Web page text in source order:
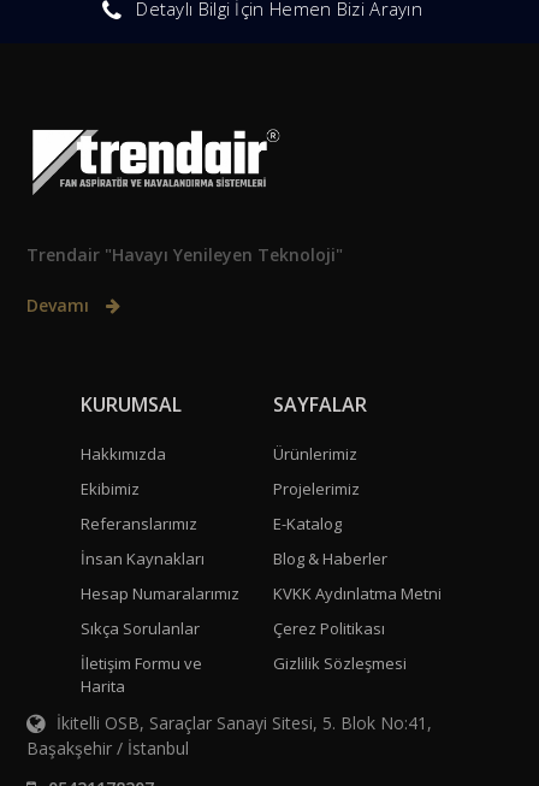
Detaylı Bilgi İçin Hemen Bizi Arayın
Trendair "Havayı Yenileyen Teknoloji"
Devamı
KURUMSAL
Hakkımızda
Ekibimiz
Referanslarımız
İnsan Kaynakları
Hesap Numaralarımız
Sıkça Sorulanlar
İletişim Formu ve
Harita
SAYFALAR
Ürünlerimiz
Projelerimiz
E-Katalog
Blog & Haberler
KVKK Aydınlatma Metni
Çerez Politikası
Gizlilik Sözleşmesi
İkitelli OSB, Saraçlar Sanayi Sitesi, 5. Blok No:41,
Başakşehir / İstanbul